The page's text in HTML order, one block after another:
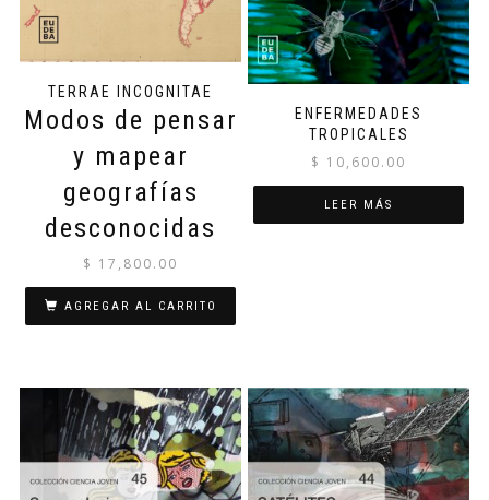
TERRAE INCOGNITAE
Modos de pensar
y mapear
geografías
desconocidas
$ 17,800.00
AGREGAR AL CARRITO
ENFERMEDADES
TROPICALES
$ 10,600.00
LEER MÁS